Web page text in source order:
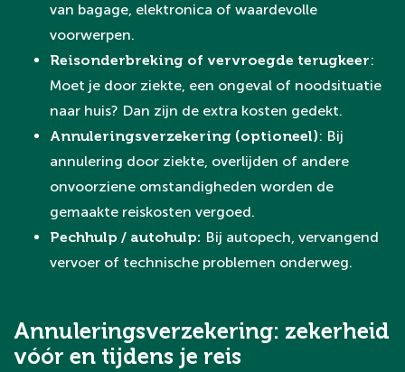
van bagage, elektronica of waardevolle
voorwerpen.
Reisonderbreking of vervroegde terugkeer:
Moet je door ziekte, een ongeval of noodsituatie
naar huis? Dan zijn de extra kosten gedekt.
Annuleringsverzekering (optioneel): Bij
annulering door ziekte, overlijden of andere
onvoorziene omstandigheden worden de
gemaakte reiskosten vergoed.
Pechhulp / autohulp: Bij autopech, vervangend
vervoer of technische problemen onderweg.
Annuleringsverzekering: zekerheid
vóór en tijdens je reis